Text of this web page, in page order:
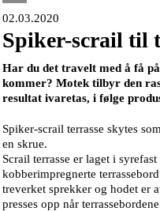
02.03.2020
Spiker-scrail til
Har du det travelt med å få
kommer? Motek tilbyr den
resultat ivaretas, i følge
Spiker-scrail terrasse skytes
en skrue.
Scrail terrasse er laget i
kobberimpregnerte
treverket sprekker og hodet er
presses opp når